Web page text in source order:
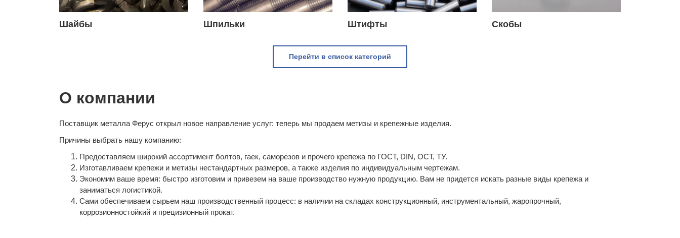
Шайбы Шпильки Штифты Скобы
Перейти в список категорий
О компании
Поставщик металла Ферус открыл новое направление услуг: теперь мы продаем метизы и крепежные изделия.
Причины выбрать нашу компанию:
Предоставляем широкий ассортимент болтов, гаек, саморезов и прочего крепежа по ГОСТ, DIN, ОСТ, ТУ.
Изготавливаем крепежи и метизы нестандартных размеров, а также изделия по индивидуальным чертежам.
Экономим ваше время: быстро изготовим и привезем на ваше производство нужную продукцию. Вам не придется искать разные виды крепежа и
заниматься логистикой.
Сами обеспечиваем сырьем наш производственный процесс: в наличии на складах конструкционный, инструментальный, жаропрочный,
коррозионностойкий и прецизионный прокат.